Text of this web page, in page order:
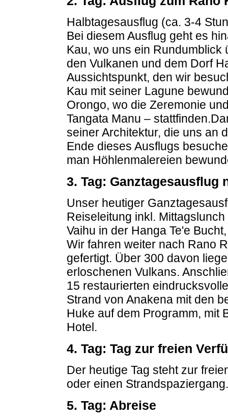
Halbtagesausflug (ca. 3-4
Bei diesem Ausflug geht es
Kau, wo uns ein Rundumblick
den Vulkanen und dem Dorf
Aussichtspunkt, den wir
Kau mit seiner Lagune
Orongo, wo die Zeremonie
Tangata Manu –
seiner Architektur, die uns an
Ende dieses Ausflugs
man Höhlenmalereien
3. Tag: Ganztagesausflug
Unser heutiger
Reiseleitung inkl.
Vaihu in der Hanga Te'e
Wir fahren weiter nach Rano
gefertigt. Über 300 davon
erloschenen Vulkans.
15 restaurierten
Strand von Anakena mit den
Huke auf dem Programm, mit
Hotel.
4. Tag: Tag zur freien
Der heutige Tag steht zur
oder einen Strandspaziergang.
5. Tag: Abreise